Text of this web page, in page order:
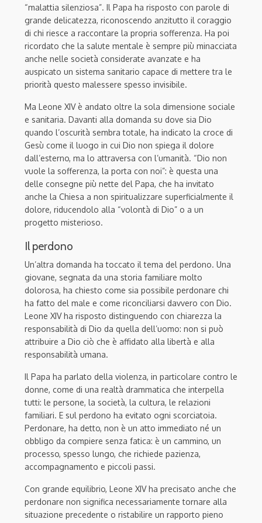
“malattia silenziosa”. Il Papa ha risposto con parole di
grande delicatezza, riconoscendo anzitutto il coraggio
di chi riesce a raccontare la propria sofferenza. Ha poi
ricordato che la salute mentale è sempre più minacciata
anche nelle società considerate avanzate e ha
auspicato un sistema sanitario capace di mettere tra le
priorità questo malessere spesso invisibile.
Ma Leone XIV è andato oltre la sola dimensione sociale
e sanitaria. Davanti alla domanda su dove sia Dio
quando l’oscurità sembra totale, ha indicato la croce di
Gesù come il luogo in cui Dio non spiega il dolore
dall’esterno, ma lo attraversa con l’umanità. “Dio non
vuole la sofferenza, la porta con noi”: è questa una
delle consegne più nette del Papa, che ha invitato
anche la Chiesa a non spiritualizzare superficialmente il
dolore, riducendolo alla “volontà di Dio” o a un
progetto misterioso.
Il perdono
Un’altra domanda ha toccato il tema del perdono. Una
giovane, segnata da una storia familiare molto
dolorosa, ha chiesto come sia possibile perdonare chi
ha fatto del male e come riconciliarsi davvero con Dio.
Leone XIV ha risposto distinguendo con chiarezza la
responsabilità di Dio da quella dell’uomo: non si può
attribuire a Dio ciò che è affidato alla libertà e alla
responsabilità umana.
Il Papa ha parlato della violenza, in particolare contro le
donne, come di una realtà drammatica che interpella
tutti: le persone, la società, la cultura, le relazioni
familiari. E sul perdono ha evitato ogni scorciatoia.
Perdonare, ha detto, non è un atto immediato né un
obbligo da compiere senza fatica: è un cammino, un
processo, spesso lungo, che richiede pazienza,
accompagnamento e piccoli passi.
Con grande equilibrio, Leone XIV ha precisato anche che
perdonare non significa necessariamente tornare alla
situazione precedente o ristabilire un rapporto pieno